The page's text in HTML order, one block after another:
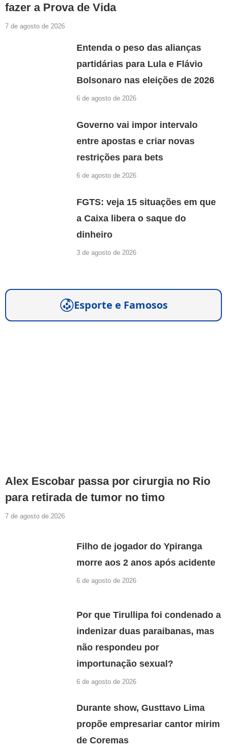
fazer a Prova de Vida
7 de agosto de 2026
Entenda o peso das alianças
partidárias para Lula e Flávio
Bolsonaro nas eleições de 2026
6 de agosto de 2026
Governo vai impor intervalo
entre apostas e criar novas
restrições para bets
6 de agosto de 2026
FGTS: veja 15 situações em que
a Caixa libera o saque do
dinheiro
3 de agosto de 2026
Esporte e Famosos
Alex Escobar passa por cirurgia no Rio
para retirada de tumor no timo
7 de agosto de 2026
Filho de jogador do Ypiranga
morre aos 2 anos após acidente
6 de agosto de 2026
Por que Tirullipa foi condenado a
indenizar duas paraibanas, mas
não respondeu por
importunação sexual?
6 de agosto de 2026
Durante show, Gusttavo Lima
propõe empresariar cantor mirim
de Coremas